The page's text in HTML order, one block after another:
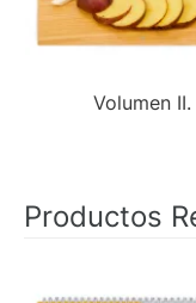
Volumen II.
Productos